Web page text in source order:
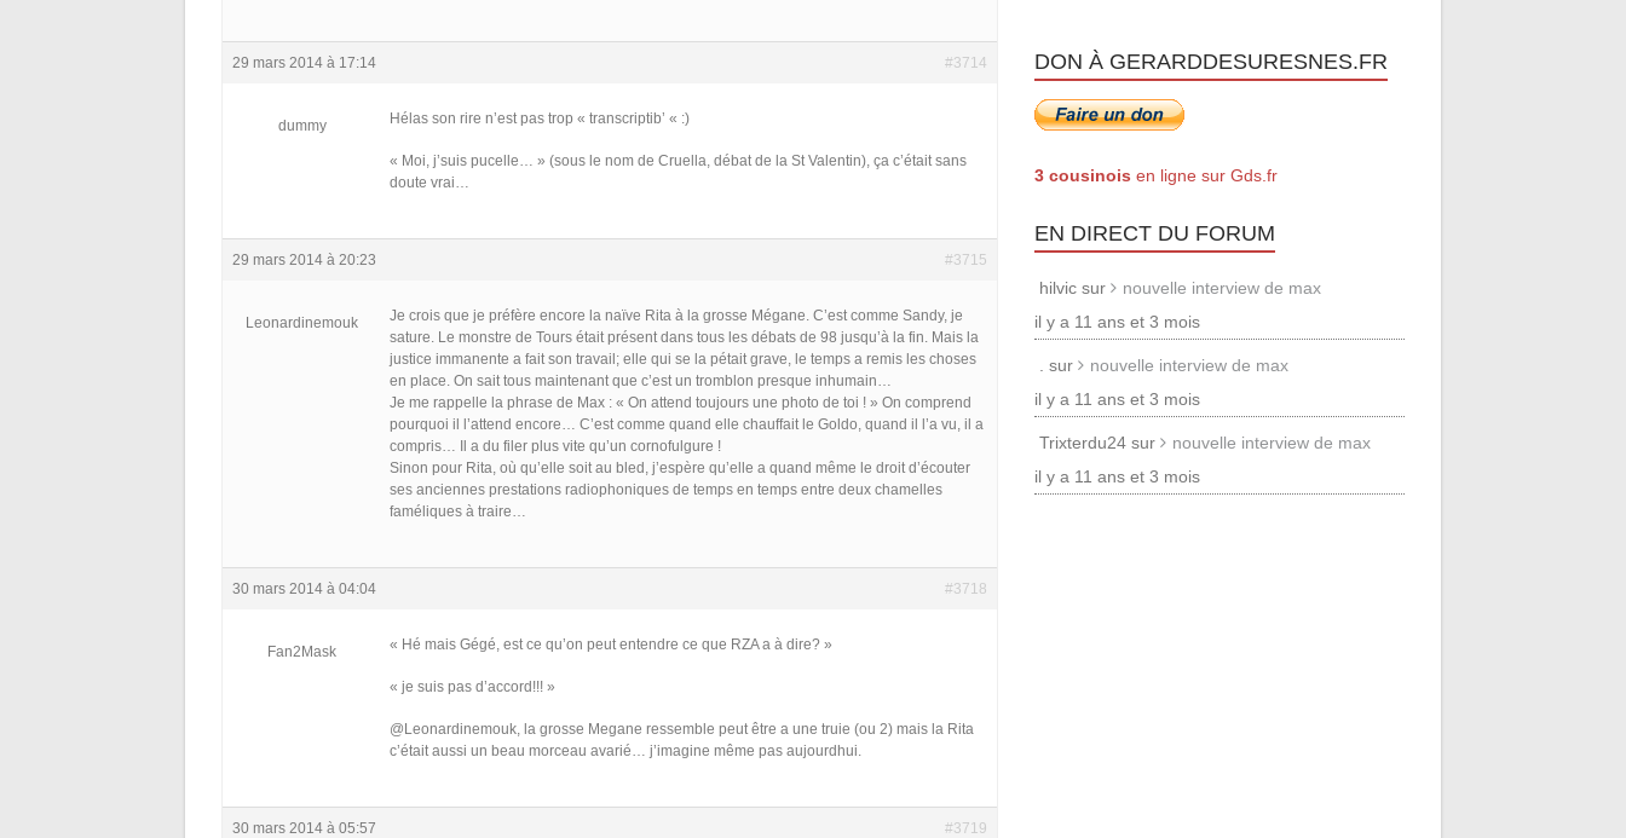
29 mars 2014 à 17:14 #3714
dummy Hélas son rire n’est pas trop « transcriptib’ « :)
« Moi, j’suis pucelle… » (sous le nom de Cruella, débat de la St Valentin), ça c’était sans
doute vrai…
29 mars 2014 à 20:23 #3715
Leonardinemouk
Je crois que je préfère encore la naïve Rita à la grosse Mégane. C’est comme Sandy, je
sature. Le monstre de Tours était présent dans tous les débats de 98 jusqu’à la fin. Mais la
justice immanente a fait son travail; elle qui se la pétait grave, le temps a remis les choses
en place. On sait tous maintenant que c’est un tromblon presque inhumain…
Je me rappelle la phrase de Max : « On attend toujours une photo de toi ! » On comprend
pourquoi il l’attend encore… C’est comme quand elle chauffait le Goldo, quand il l’a vu, il a
compris… Il a du filer plus vite qu’un cornofulgure !
Sinon pour Rita, où qu’elle soit au bled, j’espère qu’elle a quand même le droit d’écouter
ses anciennes prestations radiophoniques de temps en temps entre deux chamelles
faméliques à traire…
30 mars 2014 à 04:04 #3718
Fan2Mask « Hé mais Gégé, est ce qu’on peut entendre ce que RZA a à dire? »
« je suis pas d’accord!!! »
@Leonardinemouk, la grosse Megane ressemble peut être a une truie (ou 2) mais la Rita
c’était aussi un beau morceau avarié… j’imagine même pas aujourdhui.
30 mars 2014 à 05:57 #3719
DON À GERARDDESURESNES.FR
3 cousinois en ligne sur Gds.fr
EN DIRECT DU FORUM
hilvic sur
nouvelle interview de max
il y a 11 ans et 3 mois
. sur
nouvelle interview de max
il y a 11 ans et 3 mois
Trixterdu24 sur
nouvelle interview de max
il y a 11 ans et 3 mois